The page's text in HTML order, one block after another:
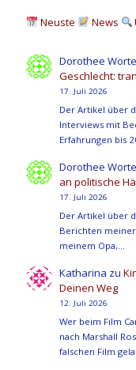
Neuste News
Dorothee
Geschlecht:
17. Juli 2026
Der Artikel über
Interviews mit
Erfahrungen bis
Dorothee
an politische
17. Juli 2026
Der Artikel über
Berichten
meinem Opa,…
Katharina zu
Deinen Weg
12. Juli 2026
Wer beim Film
nach Marshall
falschen Film